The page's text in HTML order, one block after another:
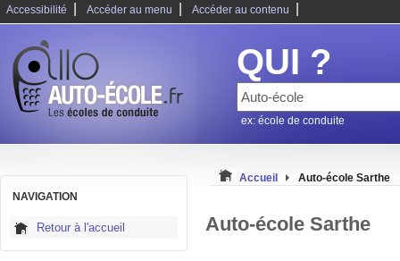
Accessibilité Accéder au menu Accéder au contenu
QUI ?
ex: école de conduite
NAVIGATION
Retour à l'accueil
Accueil Auto-école Sarthe
Auto-école Sarthe